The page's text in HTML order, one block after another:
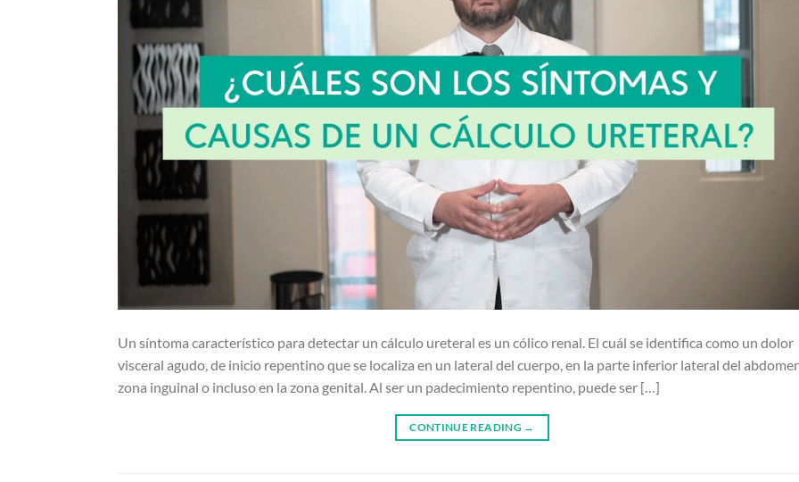
Un síntoma característico para detectar un cálculo ureteral es un cólico renal. El cuál se identifica como un dolor
visceral agudo, de inicio repentino que se localiza en un lateral del cuerpo, en la parte inferior lateral del
zona inguinal o incluso en la zona genital. Al ser un padecimiento repentino, puede ser […]
CONTINUE READING →